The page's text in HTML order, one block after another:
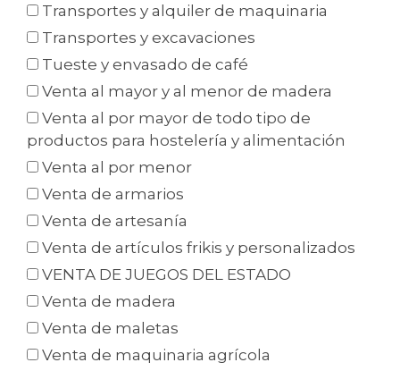
Transportes y alquiler de maquinaria
Transportes y excavaciones
Tueste y envasado de café
Venta al mayor y al menor de madera
Venta al por mayor de todo tipo de
productos para hostelería y alimentación
Venta al por menor
Venta de armarios
Venta de artesanía
Venta de artículos frikis y personalizados
VENTA DE JUEGOS DEL ESTADO
Venta de madera
Venta de maletas
Venta de maquinaria agrícola